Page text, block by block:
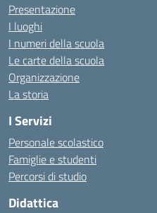
Presentazione
I luoghi
I numeri della scuola
Le carte della scuola
Organizzazione
La storia
I Servizi
Personale scolastico
Famiglie e studenti
Percorsi di studio
Didattica